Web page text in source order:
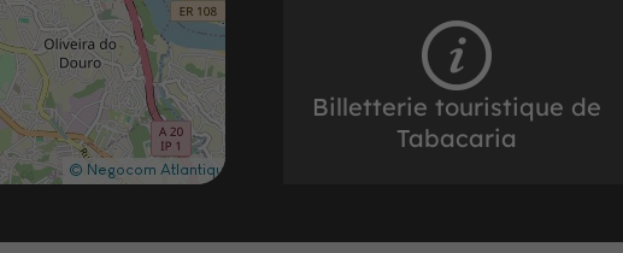
Billetterie touristique de
Tabacaria